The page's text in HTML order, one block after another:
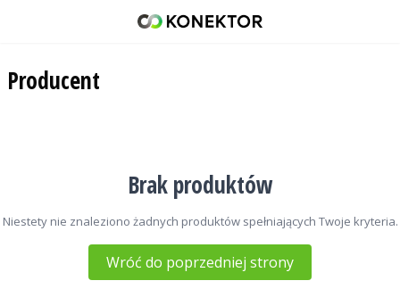
Indel B
Producent
Brak produktów
Niestety nie znaleziono żadnych produktów spełniających Twoje kryteria.
Wróć do poprzedniej strony